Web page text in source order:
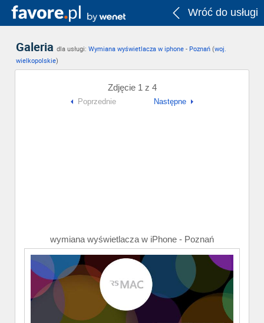
Wróć do usługi
Galeria dla usługi: Wymiana wyświetlacza w iphone - Poznań (woj.
wielkopolskie)
Zdjęcie 1 z 4
Poprzednie Następne
wymiana wyświetlacza w iPhone - Poznań